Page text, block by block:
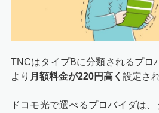
TNCはタイプBに分類されるプロ
より 月額料金が220円高く 設定さ
ドコモ光で選べるプロバイダは